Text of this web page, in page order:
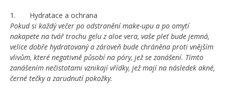
1. Hydratace a ochrana
Pokud si každý večer po odstranění make-upu a po omytí
nakapete na tvář trochu gelu z aloe vera, vaše pleť bude jemná,
velice dobře hydratovaný a zároveň bude chráněna proti vnějším
vlivům, které negativně působí na póry, jež se zanášení. Tímto
zanášením nečistotami vznikají vřídky, jež mají na následek akné,
černé tečky a zarudnutí pokožky.